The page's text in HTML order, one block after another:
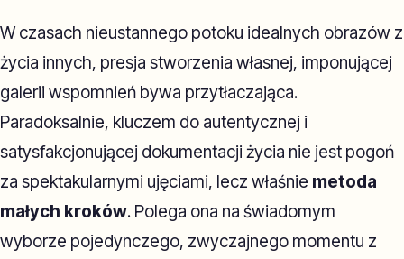
W czasach nieustannego potoku idealnych obrazów z
życia innych, presja stworzenia własnej, imponującej
galerii wspomnień bywa przytłaczająca.
Paradoksalnie, kluczem do autentycznej i
satysfakcjonującej dokumentacji życia nie jest pogoń
za spektakularnymi ujęciami, lecz właśnie metoda
małych kroków. Polega ona na świadomym
wyborze pojedynczego, zwyczajnego momentu z